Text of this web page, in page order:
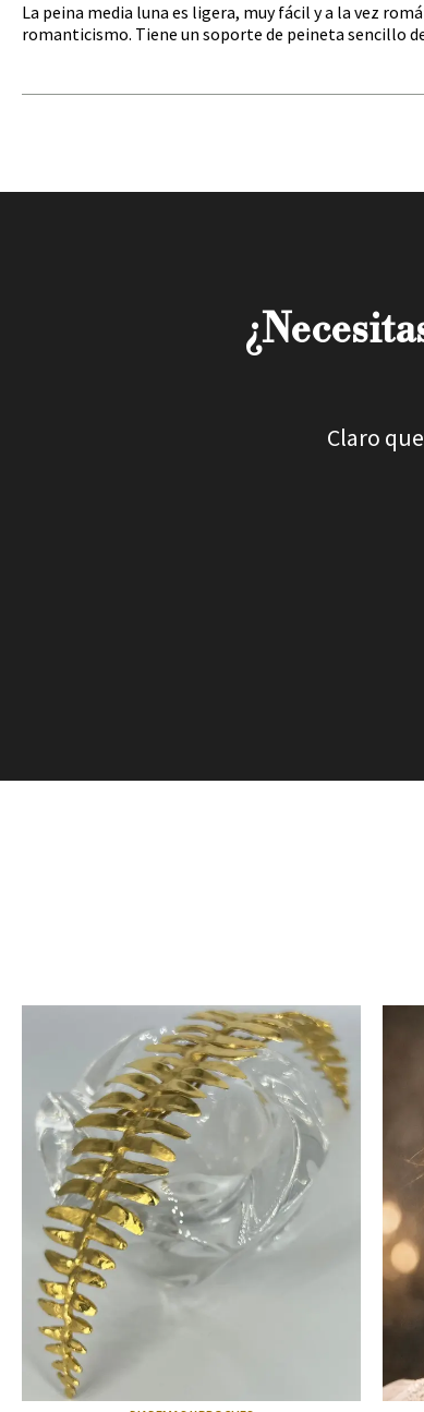
La peina media luna es ligera, muy fácil y a la vez
romanticismo. Tiene un soporte de peineta sencillo
Claro